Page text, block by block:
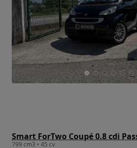
Smart ForTwo Coupé 0.8 cdi
799 cm3 • 45 cv